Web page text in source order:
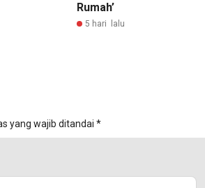
Rumah’
5 hari lalu
yang wajib ditandai *